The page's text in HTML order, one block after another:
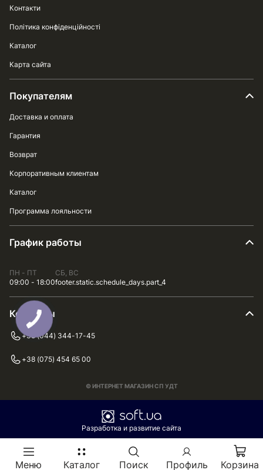
Меню Каталог Поиск Профиль Корзина
Контакти
Політика конфіденційності
Каталог
Карта сайта
Покупателям
Доставка и оплата
Гарантия
Возврат
Корпоративным клиентам
Каталог
Программа лояльности
График работы
ПН - ПТ
09:00 - 18:00
СБ, ВС
footer.static.schedule_days.part_4
Контакты
+38 (044) 344-17-45
+38 (075) 454 65 00
© ИНТЕРНЕТ МАГАЗИН СП УДТ
Разработка и развитие сайта